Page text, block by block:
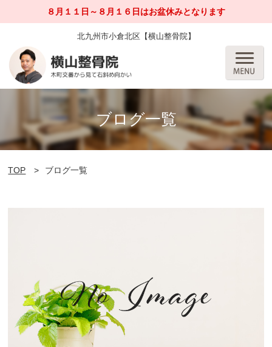
８月１１日～８月１６日はお盆休みとなります
北九州市小倉北区【横山整骨院】
ブログ一覧
TOP ブログ一覧